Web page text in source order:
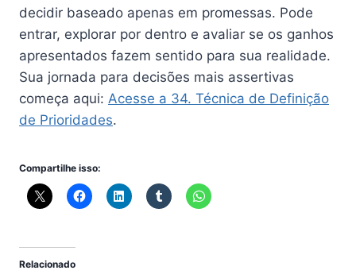
decidir baseado apenas em promessas. Pode
entrar, explorar por dentro e avaliar se os ganhos
apresentados fazem sentido para sua realidade.
Sua jornada para decisões mais assertivas
começa aqui: Acesse a 34. Técnica de Definição
de Prioridades.
Compartilhe isso:
Relacionado